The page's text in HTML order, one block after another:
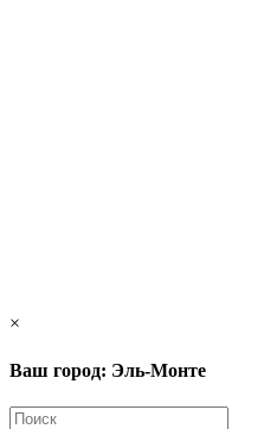
×
Ваш город: Эль-Монте